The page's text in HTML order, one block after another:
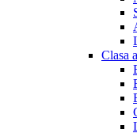
Clasa